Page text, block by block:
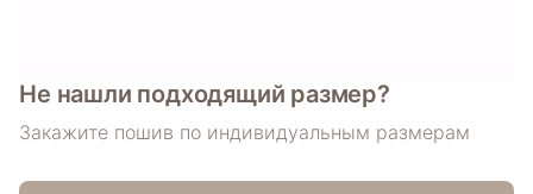
Не нашли подходящий размер?
Закажите пошив по индивидуальным размерам